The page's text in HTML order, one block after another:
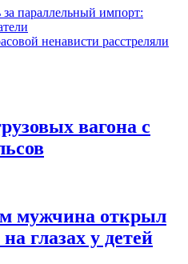
параллельный импорт:
ненависти расстреляли
вагона с
мужчина открыл
глазах у детей